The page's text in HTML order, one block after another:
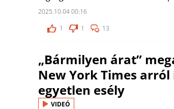
2025.10.04 00:16
1
1 13
„Bármilyen árat”
New York Times
egyetlen esély
VIDEÓ